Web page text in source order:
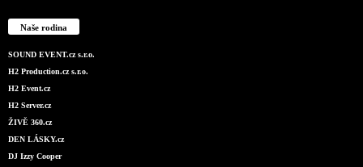
Naše rodina
SOUND EVENT.cz s.r.o.
H2 Production.cz s.r.o.
H2 Event.cz
H2 Server.cz
ŽIVĚ 360.cz
DEN LÁSKY.cz
DJ Izzy Cooper